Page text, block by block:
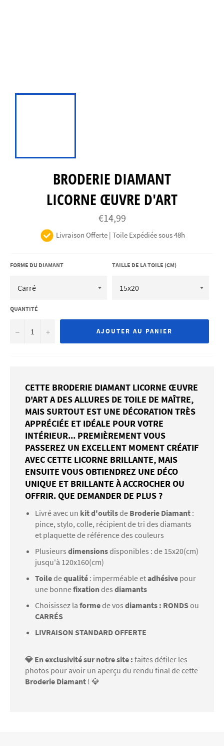
BRODERIE DIAMANT
LICORNE ŒUVRE D'ART
Prix
régulier
€14,99
Livraison Offerte | Toile Expédiée sous 48h
FORME DU DIAMANT TAILLE DE LA TOILE (CM)
QUANTITÉ
− + AJOUTER AU PANIER
CETTE BRODERIE DIAMANT LICORNE ŒUVRE
D'ART A DES ALLURES DE TOILE DE MAÎTRE,
MAIS SURTOUT EST UNE DÉCORATION TRÈS
APPRÉCIÉE ET IDÉALE POUR VOTRE
INTÉRIEUR... PREMIÈREMENT VOUS
PASSEREZ UN EXCELLENT MOMENT CRÉATIF
AVEC CETTE LICORNE BRILLANTE, MAIS
ENSUITE VOUS OBTIENDREZ UNE DÉCO
UNIQUE ET BRILLANTE À ACCROCHER OU
OFFRIR. QUE DEMANDER DE PLUS ?
Livré avec un kit d'outilsde Broderie Diamant :
pince, stylo, colle, récipient de tri des diamants
et plaquette de référence des couleurs
Plusieurs dimensionsdisponibles : de 15x20(cm)
jusqu'à 120x160(cm)
Toiledequalité : imperméable etadhésive pour
une bonnefixationdes diamants
Choisissez la formede vos diamants : RONDSou
CARRÉS
LIVRAISON STANDARD OFFERTE
💎 En exclusivité sur notre site : faites défiler les
photos pour avoir un aperçu du rendu final de cette
Broderie Diamant ! 💎